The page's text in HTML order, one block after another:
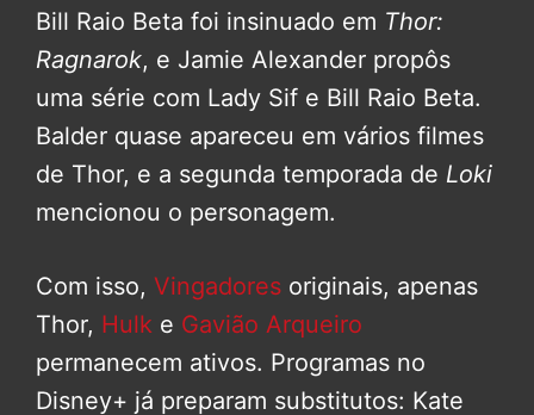
Bill Raio Beta foi insinuado em Thor:
Ragnarok, e Jamie Alexander propôs
uma série com Lady Sif e Bill Raio Beta.
Balder quase apareceu em vários filmes
de Thor, e a segunda temporada de Loki
mencionou o personagem.
Com isso, Vingadores originais, apenas
Thor, Hulk e Gavião Arqueiro
permanecem ativos. Programas no
Disney+ já preparam substitutos: Kate